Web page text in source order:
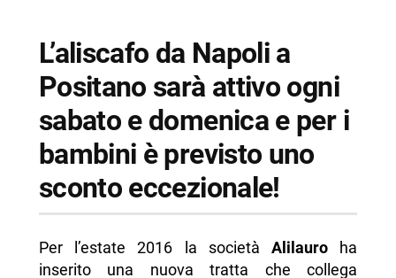
-- Scopri di più da Napolike.it
L’aliscafo da Napoli a
Positano sarà attivo ogni
sabato e domenica e per i
bambini è previsto uno
sconto eccezionale!
Per l’estate 2016 la società Alilauroha
inserito una nuova tratta che collega